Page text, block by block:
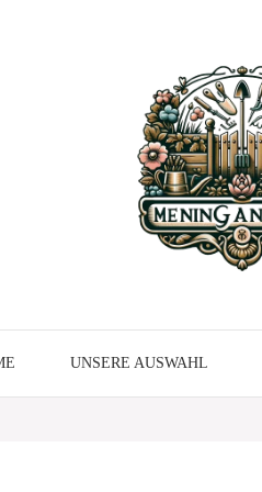
UNSERE AUSWAHL